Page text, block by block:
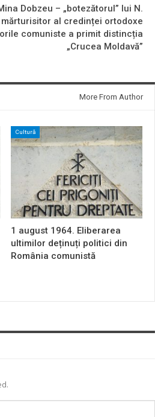
Dobzeu – „botezătorul” lui N.
al credinței ortodoxe
comuniste a primit distincția
„Crucea Moldavă”
More From Author
Cultură
1 august 1964. Eliberarea
ultimilor deținuți politici din
România comunistă